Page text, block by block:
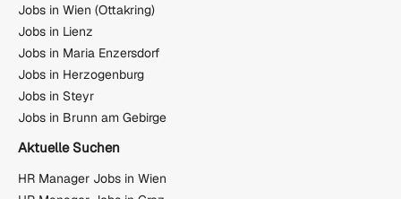
Jobs in Wien (Ottakring)
Jobs in Lienz
Jobs in Maria Enzersdorf
Jobs in Herzogenburg
Jobs in Steyr
Jobs in Brunn am Gebirge
Aktuelle Suchen
HR Manager Jobs in Wien